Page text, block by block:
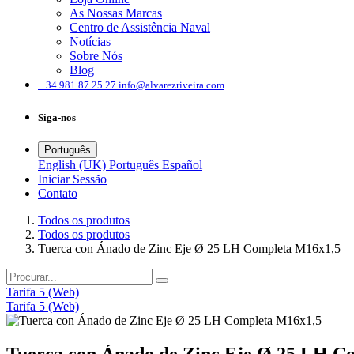
As Nossas Marcas
Centro de Assistência Naval
Notícias
Sobre Nós
Blog
+34 981 87 25 27 info@alvarezriveira.com
Siga-nos
Português
English (UK) Português Español
Iniciar Sessão
Contato
Todos os produtos
Todos os produtos
Tuerca con Ánado de Zinc Eje Ø 25 LH Completa M16x1,5
Tarifa 5 (Web)
Tarifa 5 (Web)